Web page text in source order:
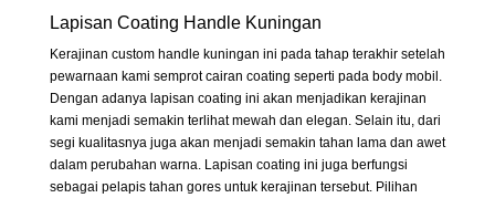
Lapisan Coating Handle Kuningan
Kerajinan custom handle kuningan ini pada tahap terakhir setelah
pewarnaan kami semprot cairan coating seperti pada body mobil.
Dengan adanya lapisan coating ini akan menjadikan kerajinan
kami menjadi semakin terlihat mewah dan elegan. Selain itu, dari
segi kualitasnya juga akan menjadi semakin tahan lama dan awet
dalam perubahan warna. Lapisan coating ini juga berfungsi
sebagai pelapis tahan gores untuk kerajinan tersebut. Pilihan